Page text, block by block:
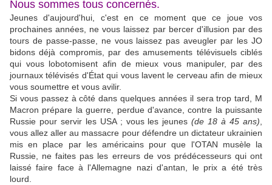
Nous sommes tous concernés.
Jeunes d'aujourd'hui, c'est en ce moment que ce joue vos
prochaines années, ne vous laissez par bercer d'illusion par des
tours de passe-passe, ne vous laissez pas aveugler par les JO
bidons déjà compromis, par des amusements télévisuels ciblés
qui vous lobotomisent afin de mieux vous manipuler, par des
journaux télévisés d'État qui vous lavent le cerveau afin de mieux
vous soumettre et vous avilir.
Si vous passez à côté dans quelques années il sera trop tard, M
Macron prépare la guerre, perdue d'avance, contre la puissante
Russie pour servir les USA ; vous les jeunes(de 18 à 45 ans)
vous allez aller au massacre pour défendre un dictateur ukrainien
mis en place par les américains pour que l'OTAN musèle la
Russie, ne faites pas les erreurs de vos prédécesseurs qui ont
laissé faire face à l'Allemagne nazi d'antan, le prix a été très
lourd.